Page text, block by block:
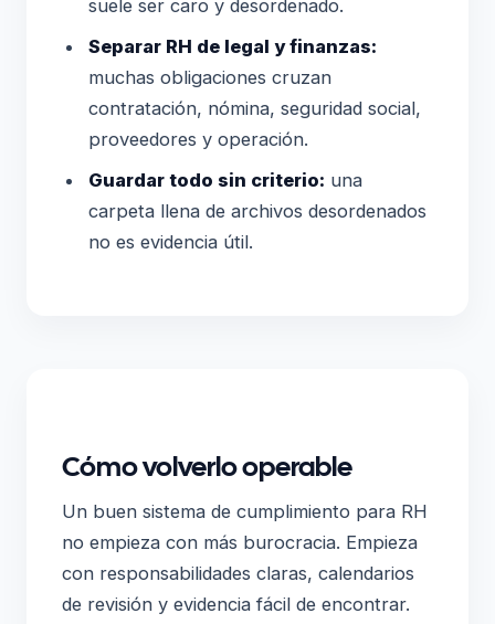
suele ser caro y desordenado.
Separar RH de legal y finanzas:
muchas obligaciones cruzan
contratación, nómina, seguridad social,
proveedores y operación.
Guardar todo sin criterio: una
carpeta llena de archivos desordenados
no es evidencia útil.
Cómo volverlo operable
Un buen sistema de cumplimiento para RH
no empieza con más burocracia. Empieza
con responsabilidades claras, calendarios
de revisión y evidencia fácil de encontrar.